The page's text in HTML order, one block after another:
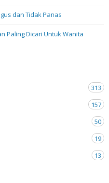
dan Tidak Panas
Paling Dicari Untuk Wanita
313
157
50
19
13